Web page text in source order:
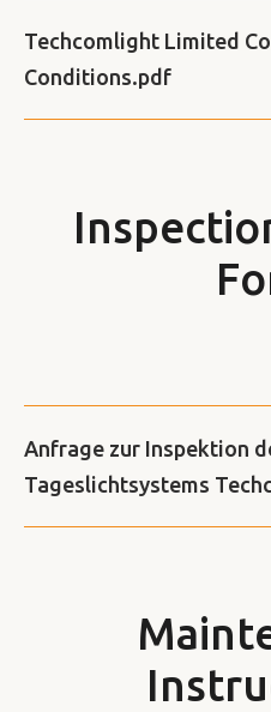
Techcomlight Limited
Conditions.pdf
Anfrage zur Inspektion
Tageslichtsystems